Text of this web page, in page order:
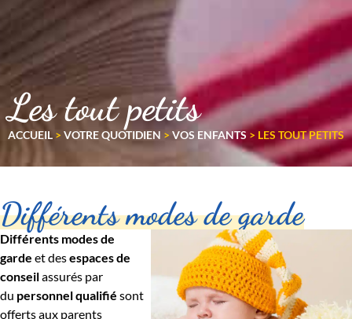
Les tout petits
ACCUEIL > VOTRE QUOTIDIEN > VOS ENFANTS > LES TOUT PETITS
Différents modes de garde
Différents modes de
garde et desespaces de
conseilassurés par
du personnel qualifié sont
offerts aux parents